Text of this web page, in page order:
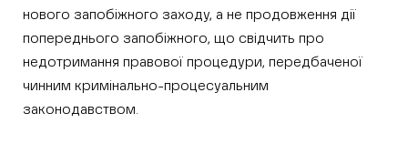
нового запобіжного заходу, а не продовження дії
попереднього запобіжного, що свідчить про
недотримання правової процедури, передбаченої
чинним кримінально-процесуальним
законодавством.